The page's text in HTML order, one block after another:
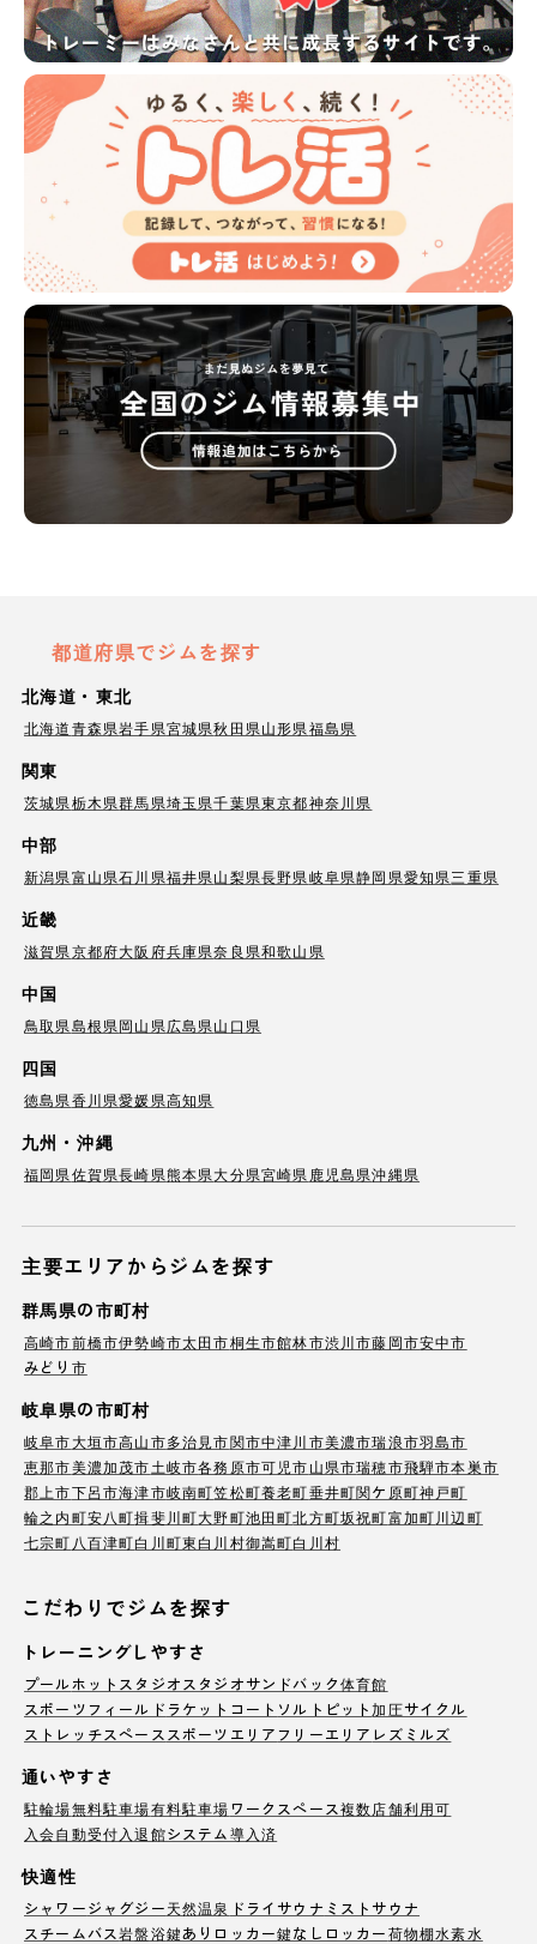
都道府県でジムを探す
北海道・東北
北海道青森県岩手県宮城県秋田県山形県福島県
関東
茨城県栃木県群馬県埼玉県千葉県東京都神奈川県
中部
新潟県富山県石川県福井県山梨県長野県岐阜県静岡県愛知県三重県
近畿
滋賀県京都府大阪府兵庫県奈良県和歌山県
中国
鳥取県島根県岡山県広島県山口県
四国
徳島県香川県愛媛県高知県
九州・沖縄
福岡県佐賀県長崎県熊本県大分県宮崎県 鹿児島県沖縄県
主要エリアからジムを探す
群馬県の市町村
高崎市前橋市伊勢崎市太田市桐生市館林市渋川市藤岡市安中市
みどり市
岐阜県の市町村
岐阜市大垣市高山市多治見市関市中津川市美濃市瑞浪市羽島市
恵那市美濃加茂市土岐市各務原市可児市山県市瑞穂市飛騨市本巣市
郡上市下呂市海津市岐南町笠松町養老町垂井町関ケ原町神戸町
輪之内町安八町揖斐川町大野町池田町北方町坂祝町富加町川辺町
七宗町 八百津町白川町東白川村御嵩町白川村
こだわりでジムを探す
トレーニングしやすさ
プールホットスタジオ スタジオサンドバック体育館
スポーツフィールド ラケットコート ソルトピット加圧サイクル
ストレッチスペース スポーツエリア フリーエリア レズミルズ
通いやすさ
駐輪場無料駐車場有料駐車場ワークスペース複数店舗利用可
入会自動受付 入退館システム導入済
快適性
シャワージャグジー天然温泉 ドライサウナ ミストサウナ
スチームバス岩盤浴鍵ありロッカー鍵なしロッカー荷物棚水素水